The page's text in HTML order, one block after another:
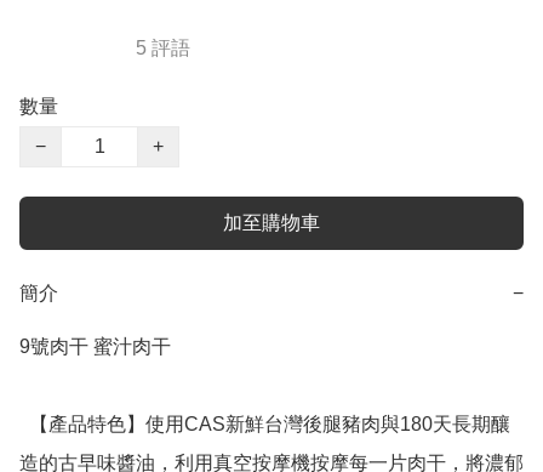
5 評語
數量
−
+
加至購物車
簡介 −
9號肉干 蜜汁肉干
造的古早味醬油，利用真空按摩機按摩每一片肉干，將濃郁